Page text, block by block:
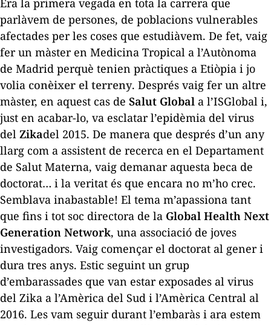
parlàvem de persones, de poblacions vulnerables
afectades per les coses que estudiàvem. De fet, vaig
fer un màster en Medicina Tropical a l’Autònoma
de Madrid perquè tenien pràctiques a Etiòpia i jo
volia conèixer el terreny. Després vaig fer un altre
màster, en aquest cas de Salut Global a l’ISGlobal i,
just en acabar-lo, va esclatar l’epidèmia del virus
del Zikadel 2015. De manera que després d’un any
llarg com a assistent de recerca en el Departament
de Salut Materna, vaig demanar aquesta beca de
doctorat… i la veritat és que encara no m’ho crec.
Semblava inabastable! El tema m’apassiona tant
que fins i tot soc directora de la Global Health Next
Generation Network, una associació de joves
investigadors. Vaig començar el doctorat al gener i
dura tres anys. Estic seguint un grup
d’embarassades que van estar exposades al virus
del Zika a l’Amèrica del Sud i l’Amèrica Central al
2016. Les vam seguir durant l’embaràs i ara estem